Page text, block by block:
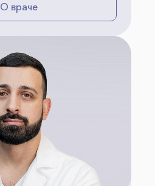
О враче